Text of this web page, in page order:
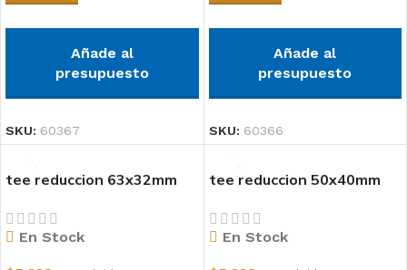
Añade al
presupuesto
SKU: 60367
Añade al
presupuesto
SKU: 60366
tee reduccion 63x32mm
En Stock
tee reduccion 50x40mm
En Stock